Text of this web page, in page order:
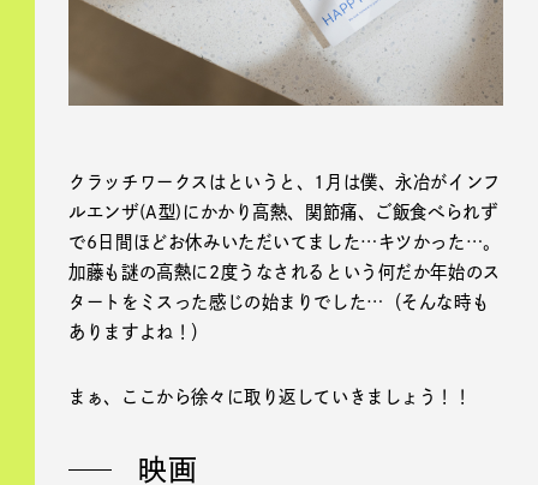
クラッチワークスはというと、1月は僕、永冶がインフ
ルエンザ(A型)にかかり高熱、関節痛、ご飯食べられず
で6日間ほどお休みいただいてました…キツかった…。
加藤も謎の高熱に2度うなされるという何だか年始のス
タートをミスった感じの始まりでした…（そんな時も
ありますよね！）
まぁ、ここから徐々に取り返していきましょう！！
映画